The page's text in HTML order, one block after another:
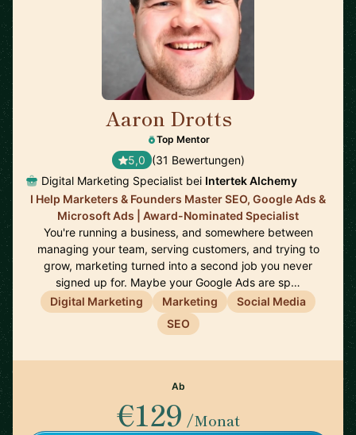
Aaron Drotts
Top Mentor
5,0 (31 Bewertungen)
Digital Marketing Specialist bei Intertek Alchemy
I Help Marketers & Founders Master SEO, Google Ads &
Microsoft Ads | Award-Nominated Specialist
You're running a business, and somewhere between
managing your team, serving customers, and trying to
grow, marketing turned into a second job you never
signed up for. Maybe your Google Ads are sp…
Digital Marketing
Marketing
Social Media
SEO
Ab
€129 /Monat